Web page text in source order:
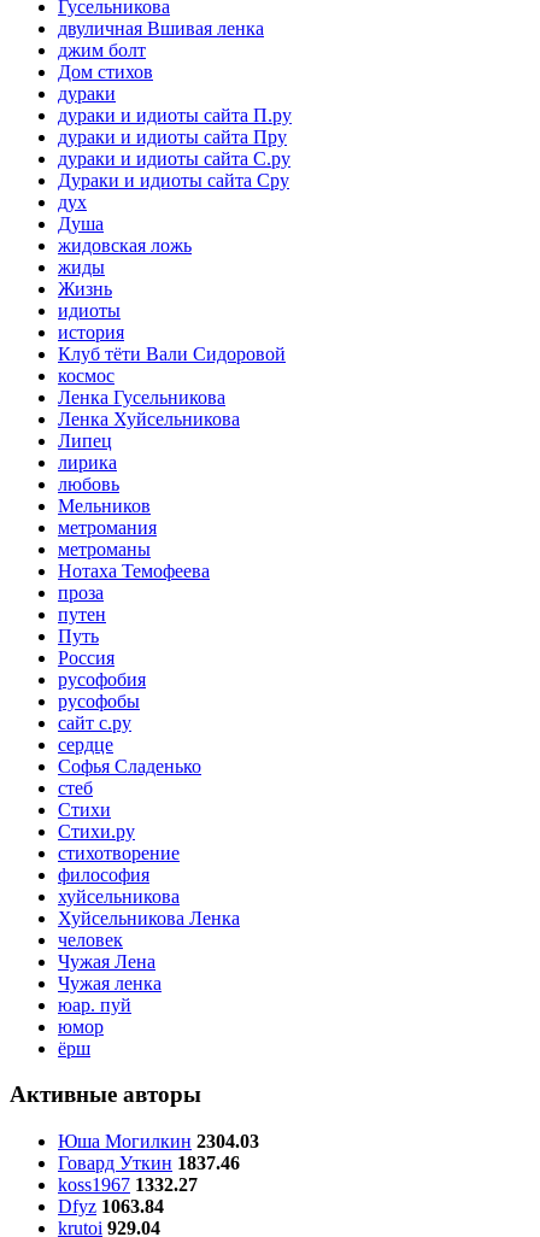
Гусельникова
двуличная Вшивая ленка
джим болт
Дом стихов
дураки
дураки и идиоты сайта П.ру
дураки и идиоты сайта Пру
дураки и идиоты сайта С.ру
Дураки и идиоты сайта Сру
дух
Душа
жидовская ложь
жиды
Жизнь
идиоты
история
Клуб тёти Вали Сидоровой
космос
Ленка Гусельникова
Ленка Хуйсельникова
Липец
лирика
любовь
Мельников
метромания
метроманы
Нотаха Темофеева
проза
путен
Путь
Россия
русофобия
русофобы
сайт с.ру
сердце
Софья Сладенько
стеб
Стихи
Стихи.ру
стихотворение
философия
хуйсельникова
Хуйсельникова Ленка
человек
Чужая Лена
Чужая ленка
юар. пуй
юмор
ёрш
Активные авторы
Юша Могилкин 2304.03
Говард Уткин 1837.46
koss1967 1332.27
Dfyz 1063.84
krutoi 929.04